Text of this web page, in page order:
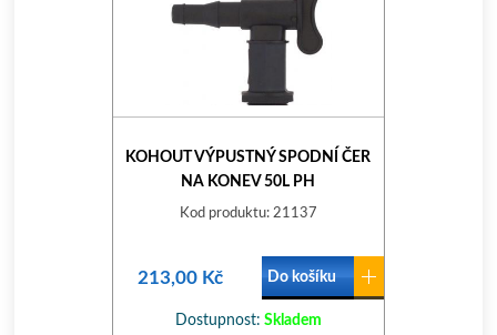
KOHOUT VÝPUSTNÝ SPODNÍ ČER
NA KONEV 50L PH
Kod produktu: 21137
213,00 Kč Do košíku
Dostupnost: Skladem